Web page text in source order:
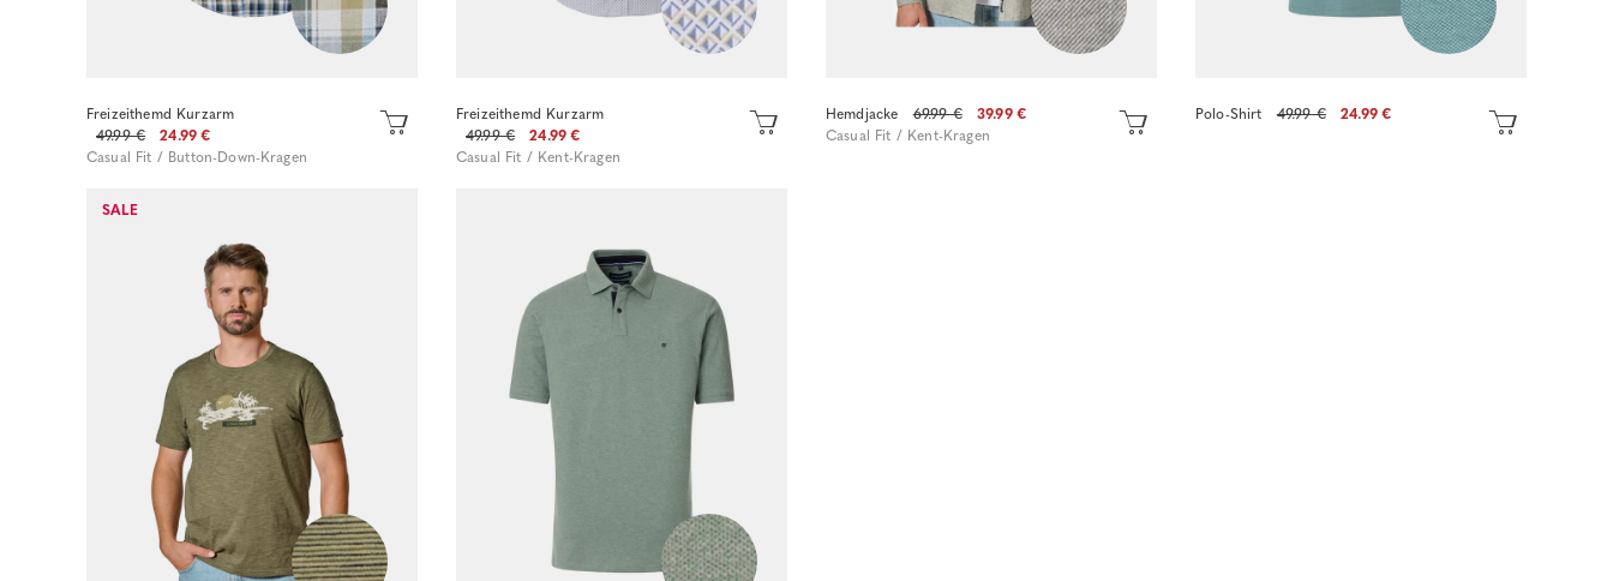
Freizeithemd Kurzarm
49.99 €
24.99 €
Casual Fit / Button-Down-Kragen
Freizeithemd Kurzarm
49.99 €
24.99 €
Casual Fit / Kent-Kragen
Hemdjacke 69.99 €
39.99 €
Casual Fit / Kent-Kragen
Polo-Shirt 49.99 € 24.99 €
SALE